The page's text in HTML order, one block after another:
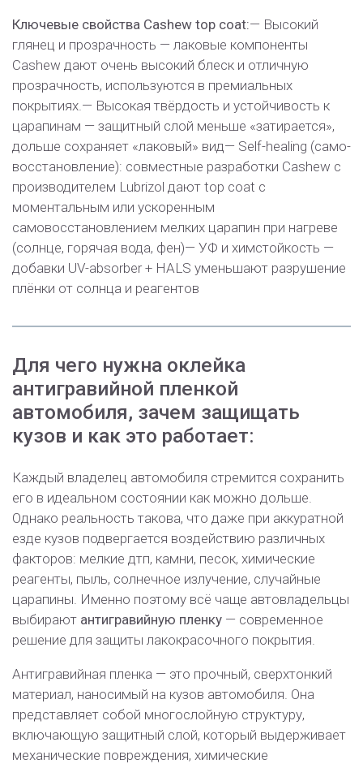
Ключевые свойства Cashew top coat:— Высокий
глянец и прозрачность — лаковые компоненты
Cashew дают очень высокий блеск и отличную
прозрачность, используются в премиальных
покрытиях.— Высокая твёрдость и устойчивость к
царапинам — защитный слой меньше «затирается»,
дольше сохраняет «лаковый» вид— Self-healing (само-
восстановление): совместные разработки Cashew с
производителем Lubrizol дают top coat с
моментальным или ускоренным
самовосстановлением мелких царапин при нагреве
(солнце, горячая вода, фен)— УФ и химстойкость —
добавки UV-absorber + HALS уменьшают разрушение
плёнки от солнца и реагентов
Для чего нужна оклейка
антигравийной пленкой
автомобиля, зачем защищать
кузов и как это работает:
Каждый владелец автомобиля стремится сохранить
его в идеальном состоянии как можно дольше.
Однако реальность такова, что даже при аккуратной
езде кузов подвергается воздействию различных
факторов: мелкие дтп, камни, песок, химические
реагенты, пыль, солнечное излучение, случайные
царапины. Именно поэтому всё чаще автовладельцы
выбирают антигравийную пленку — современное
решение для защиты лакокрасочного покрытия.
Антигравийная пленка — это прочный, сверхтонкий
материал, наносимый на кузов автомобиля. Она
представляет собой многослойную структуру,
включающую защитный слой, который выдерживает
механические повреждения, химические